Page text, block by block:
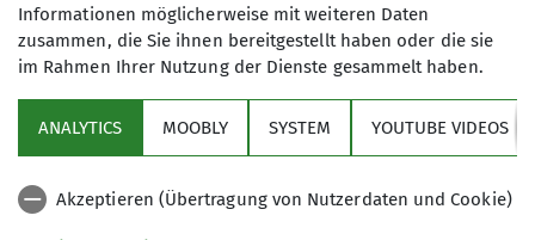
Bundesverband
Service
Informationen möglicherweise mit weiteren Daten
zusammen, die Sie ihnen bereitgestellt haben oder die sie
im Rahmen Ihrer Nutzung der Dienste gesammelt haben.
ANALYTICS MOOBLY SYSTEM YOUTUBE VIDEOS
Akzeptieren (Übertragung von Nutzerdaten und Cookie)